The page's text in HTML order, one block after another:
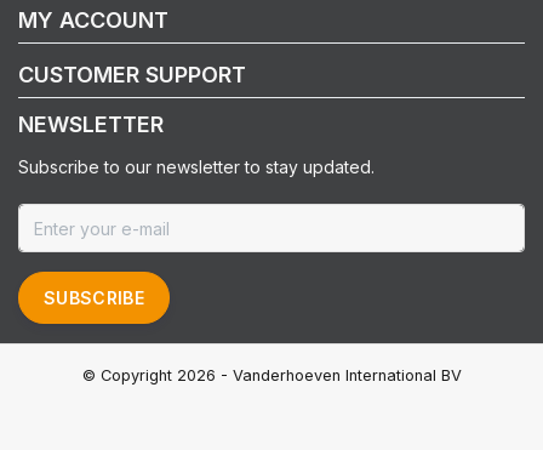
MY ACCOUNT
CUSTOMER SUPPORT
NEWSLETTER
Subscribe to our newsletter to stay updated.
SUBSCRIBE
© Copyright 2026 - Vanderhoeven International BV